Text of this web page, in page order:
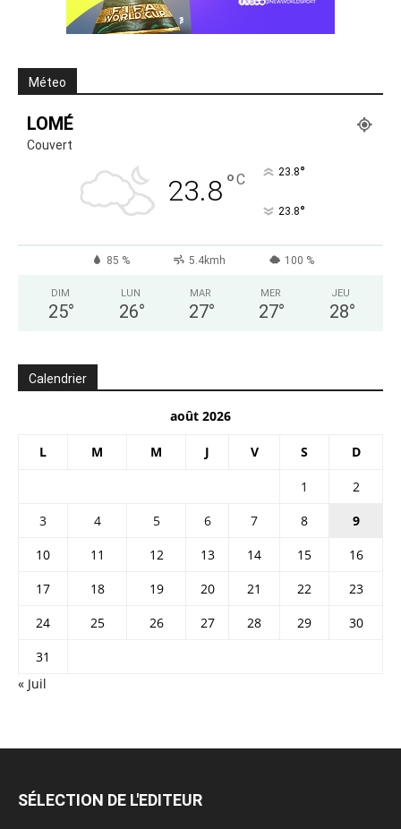
Méteo
LOMÉ
Couvert
23.8°C 23.8°
23.8°
85 % 5.4kmh 100 %
DIM
25°
LUN
26°
MAR
27°
MER
27°
JEU
28°
Calendrier
août 2026
L M M J V S D
1
2
3
4 5 6 7 8
9
10
11 12 13 14 15
16
17
18 19 20 21 22
23
24
25 26 27 28 29
30
31
« Juil
SÉLECTION DE L'EDITEUR